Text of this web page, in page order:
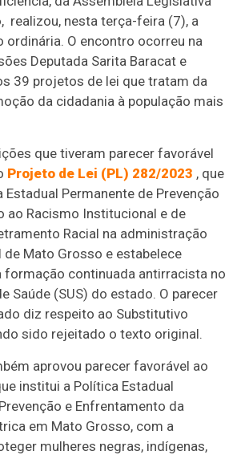
realizou, nesta terça-feira (7), a
ordinária. O encontro ocorreu na
Deputada Sarita Baracat e
39 projetos de lei que tratam da
da cidadania à população mais
que tiveram parecer favorável
Projeto de Lei (PL) 282/2023 , que
Permanente de Prevenção
ao Racismo Institucional e de
Racial na administração
de Mato Grosso e estabelece
formação continuada antirracista no
Saúde (SUS) do estado. O parecer
diz respeito ao Substitutivo
sido rejeitado o texto original.
aprovou parecer favorável ao
institui a Política Estadual
e Enfrentamento da
em Mato Grosso, com a
mulheres negras, indígenas,